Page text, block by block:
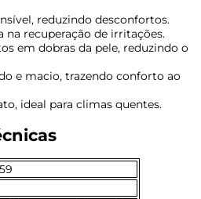
reduzindo desconfortos.
na recuperação de irritações.
em dobras da pele, reduzindo o
e macio, trazendo conforto ao
ideal para climas quentes.